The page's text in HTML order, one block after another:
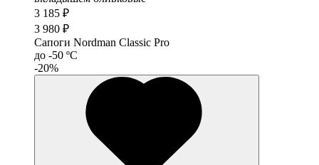
3 185 ₽
3 980 ₽
Сапоги Nordman Classic Pro
до -50 ºС
-20%